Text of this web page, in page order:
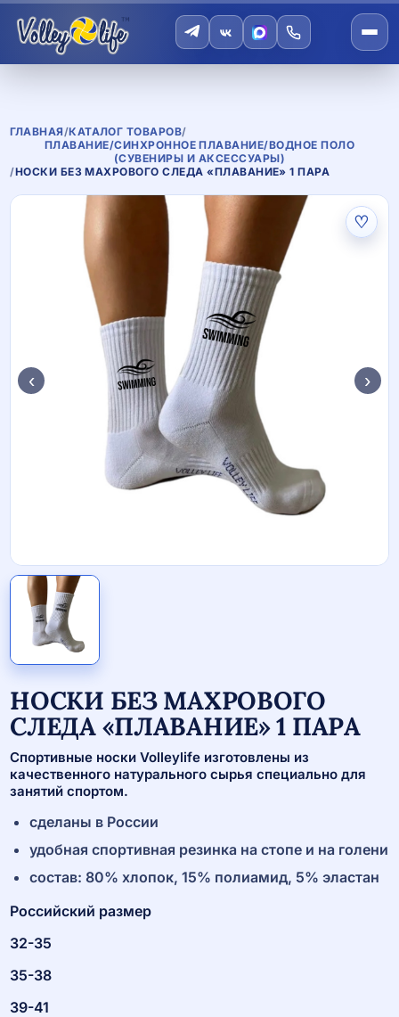
ГЛАВНАЯ/КАТАЛОГ ТОВАРОВ/
ПЛАВАНИЕ/СИНХРОННОЕ ПЛАВАНИЕ/ВОДНОЕ ПОЛО
(СУВЕНИРЫ И АКСЕССУАРЫ)
/НОСКИ БЕЗ МАХРОВОГО СЛЕДА «ПЛАВАНИЕ» 1 ПАРА
♡
‹ ›
НОСКИ БЕЗ МАХРОВОГО
СЛЕДА «ПЛАВАНИЕ» 1 ПАРА
Спортивные носки Volleylife изготовлены из
качественного натурального сырья специально для
занятий спортом.
сделаны в России
удобная спортивная резинка на стопе и на голени
состав: 80% хлопок, 15% полиамид, 5% эластан
Российский размер
32-35
35-38
39-41